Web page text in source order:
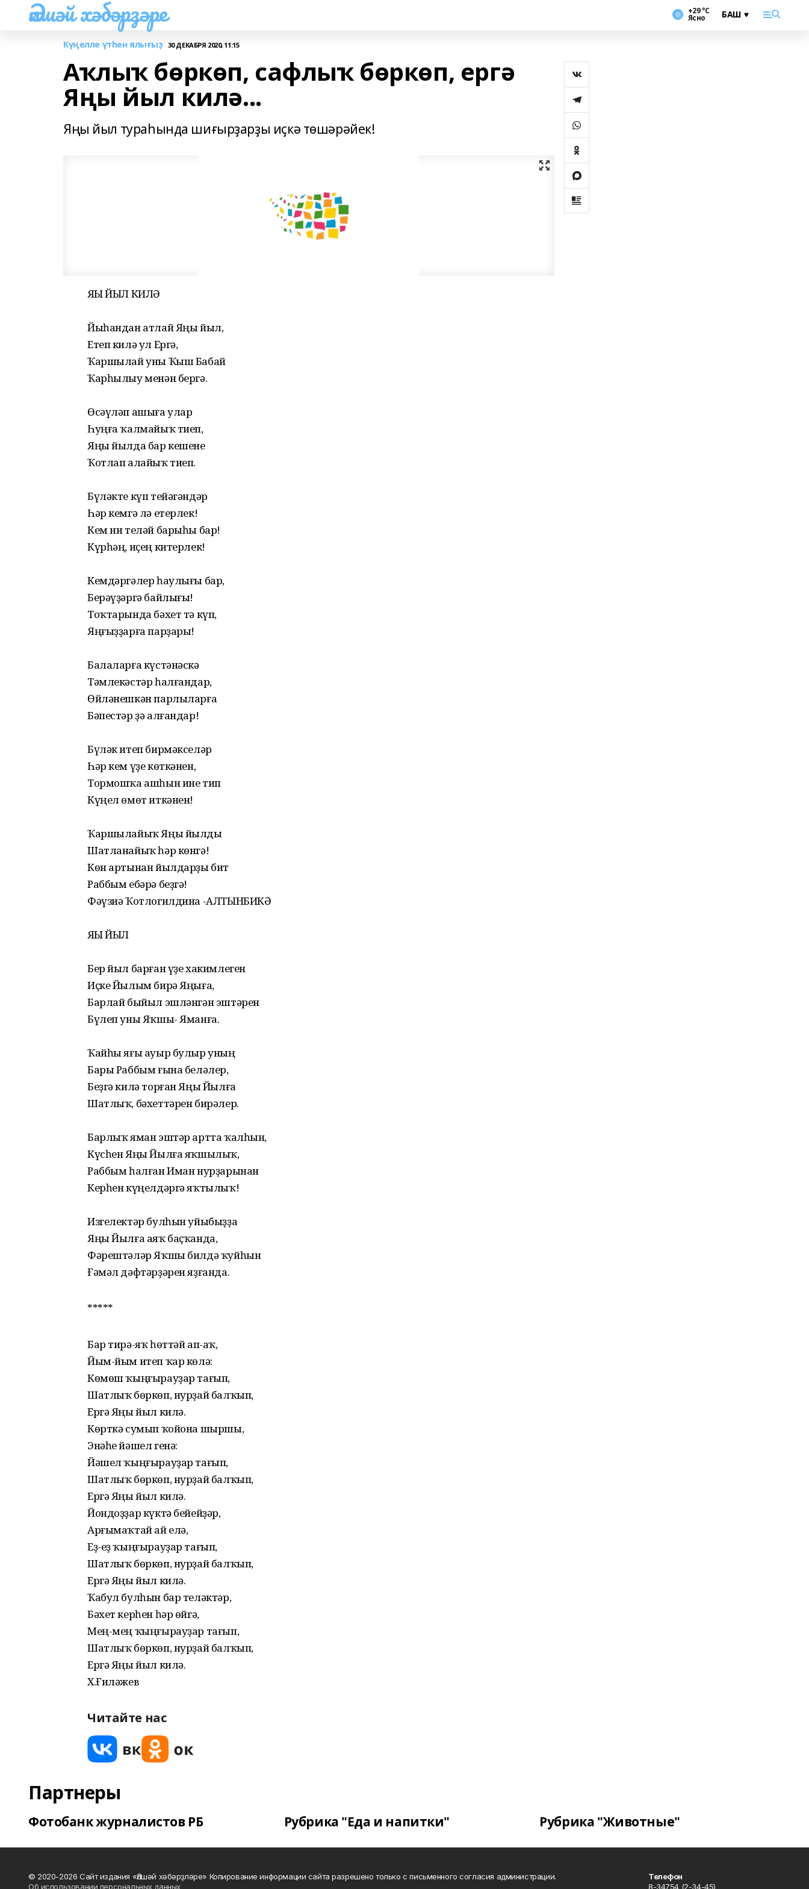
Әлшәй хәбәрҙәре +29 °С
Ясно
Күңелле үтһен ялығыҙ 30 ДЕКАБРЯ 2020, 11:15
Аҡлыҡ бөркөп, сафлыҡ бөркөп, ергә
Яңы йыл килә...
Яңы йыл тураһында шиғырҙарҙы иҫкә төшәрәйек!
ЯҢЫ ЙЫЛ КИЛӘ
Йыһандан атлай Яңы йыл,
Етеп килә ул Ергә,
Ҡаршылай уны Ҡыш Бабай
Ҡарһылыу менән бергә.
Өсәүләп ашыға улар
Һуңға ҡалмайыҡ тиеп,
Яңы йылда бар кешене
Ҡотлап алайыҡ тиеп.
Бүләкте күп тейәгәндәр
Һәр кемгә лә етерлек!
Кем ни теләй барыһы бар!
Күрһәң, иҫең китерлек!
Кемдәргәлер һаулығы бар,
Берәүҙәргә байлығы!
Тоҡтарында бәхет тә күп,
Яңғыҙҙарға парҙары!
Балаларға күстәнәскә
Тәмлекәстәр һалғандар,
Өйләнешкән парлыларға
Бәпестәр ҙә алғандар!
Бүләк итеп бирмәкселәр
Һәр кем үҙе көткәнен,
Тормошҡа ашһын ине тип
Күңел өмөт иткәнен!
Ҡаршылайыҡ Яңы йылды
Шатланайыҡ һәр көнгә!
Көн артынан йылдарҙы бит
Раббым ебәрә беҙгә!
Фәүзиә Ҡотлогилдина -АЛТЫНБИКӘ
ЯҢЫ ЙЫЛ
Бер йыл барған үҙе хакимлеген
Иҫке Йылым бирә Яңыға,
Барлай быйыл эшләнгән эштәрен
Бүлеп уны Яҡшы- Яманға.
Ҡайһы яғы ауыр булыр уның
Бары Раббым ғына беләлер,
Беҙгә килә торған Яңы Йылға
Шатлыҡ, бәхеттәрен бирәлер.
Барлыҡ яман эштәр артта ҡалһын,
Күсһен Яңы Йылға яҡшылыҡ,
Раббым һалған Иман нурҙарынан
Керһен күңелдәргә яҡтылыҡ!
Изгелектәр булһын уйыбыҙҙа
Яңы Йылға аяҡ баҫҡанда,
Фәрештәләр Яҡшы билдә ҡуйһын
Ғәмәл дәфтәрҙәрен яҙғанда.
*****
Бар тирә-яҡ һөттәй ап-аҡ,
Йым-йым итеп ҡар көлә:
Көмөш ҡыңғырауҙар тағып,
Шатлыҡ бөркөп, нурҙай балҡып,
Ергә Яңы йыл килә.
Көрткә сумып ҡойона шыршы,
Энәһе йәшел генә:
Йәшел ҡыңғырауҙар тағып,
Шатлыҡ бөркөп, нурҙай балҡып,
Ергә Яңы йыл килә.
Йондоҙҙар күктә бейейҙәр,
Арғымаҡтай ай елә,
Еҙ-еҙ ҡыңғырауҙар тағып,
Шатлыҡ бөркөп, нурҙай балҡып,
Ергә Яңы йыл килә.
Ҡабул булһын бар теләктәр,
Бәхет керһен һәр өйгә,
Мең-мең ҡыңғырауҙар тағып,
Шатлыҡ бөркөп, нурҙай балҡып,
Ергә Яңы йыл килә.
Х.Ғиләжев
Читайте нас
Партнеры
Фотобанк журналистов РБ Рубрика "Еда и напитки" Рубрика "Животные"
© 2020-2026 Сайт издания «Әлшәй хәбәрҙләре» Копирование информации сайта разрешено только с письменного согласия администрации.
Об использовании персональных данных
Телефон
8-34754 (2-34-45)